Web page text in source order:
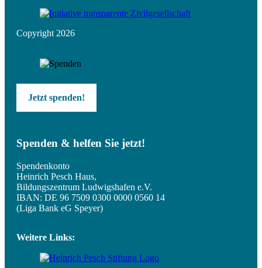
Copyright 2026
Jetzt spenden!
Spenden & helfen Sie jetzt!
Spendenkonto
Heinrich Pesch Haus,
Bildungszentrum Ludwigshafen e.V.
IBAN: DE 96 7509 0300 0000 0560 14
(Liga Bank eG Speyer)
Weitere Links: